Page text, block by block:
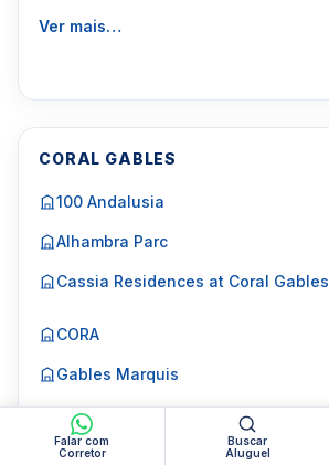
Ver mais…
CORAL GABLES
100 Andalusia
Alhambra Parc
Cassia Residences at Coral Gables
CORA
Gables Marquis
Ver mais…
Falar com
Corretor
Buscar
Aluguel